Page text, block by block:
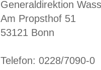
Generaldirektion
Am Propsthof 51
53121 Bonn
Telefon: 0228/7090-0